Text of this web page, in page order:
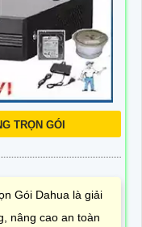
TRỌN GÓI
Gói Dahua là giải
nâng cao an toàn